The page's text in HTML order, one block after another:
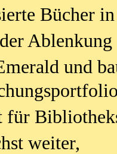
Bücher
Ablenkung
und
weiter,